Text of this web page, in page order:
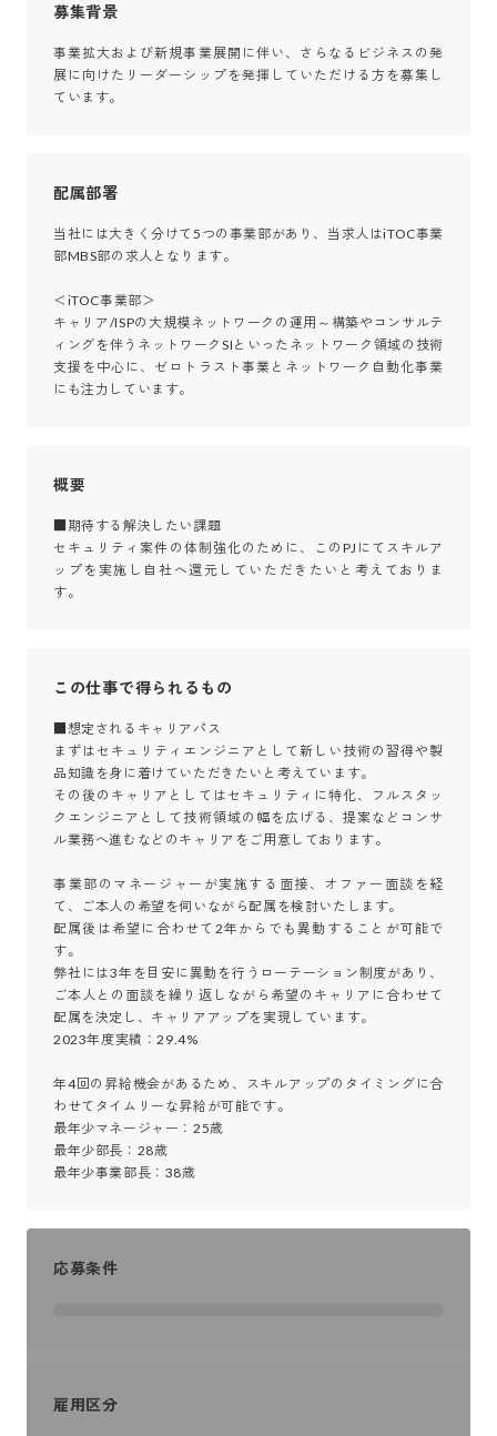
募集背景
事業拡大および新規事業展開に伴い、さらなるビジネスの発
展に向けたリーダーシップを発揮していただける方を募集し
ています。
配属部署
当社には大きく分けて5つの事業部があり、当求人はiTOC事業
部MBS部の求人となります。
＜iTOC事業部＞
キャリア/ISPの大規模ネットワークの運用～構築やコンサルテ
ィングを伴うネットワークSIといったネットワーク領域の技術
支援を中心に、ゼロトラスト事業とネットワーク自動化事業
にも注力しています。
概要
■期待する解決したい課題
セキュリティ案件の体制強化のために、このPJにてスキルア
ップを実施し自社へ還元していただきたいと考えておりま
す。
この仕事で得られるもの
■想定されるキャリアパス
まずはセキュリティエンジニアとして新しい技術の習得や製
品知識を身に着けていただきたいと考えています。
その後のキャリアとしてはセキュリティに特化、フルスタッ
クエンジニアとして技術領域の幅を広げる、提案などコンサ
ル業務へ進むなどのキャリアをご用意しております。
事業部のマネージャーが実施する面接、オファー面談を経
て、ご本人の希望を伺いながら配属を検討いたします。
配属後は希望に合わせて2年からでも異動することが可能で
す。
弊社には3年を目安に異動を行うローテーション制度があり、
ご本人との面談を繰り返しながら希望のキャリアに合わせて
配属を決定し、キャリアアップを実現しています。
2023年度実績：29.4%
年4回の昇給機会があるため、スキルアップのタイミングに合
わせてタイムリーな昇給が可能です。
最年少マネージャー：25歳
最年少部長：28歳
最年少事業部長：38歳
応募条件
雇用区分